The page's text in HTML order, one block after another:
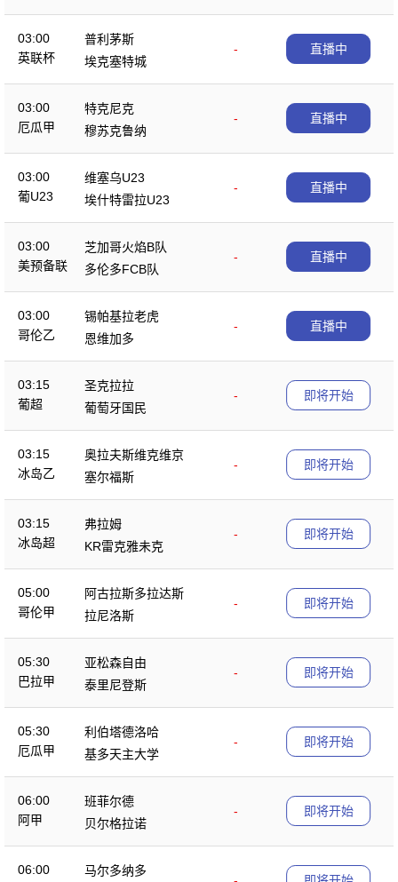
03:00
英联杯
普利茅斯
-
埃克塞特城
直播中
03:00
厄瓜甲
特克尼克
-
穆苏克鲁纳
直播中
03:00
葡U23
维塞乌U23
-
埃什特雷拉U23
直播中
03:00
美预备联
芝加哥火焰B队
-
多伦多FCB队
直播中
03:00
哥伦乙
锡帕基拉老虎
-
恩维加多
直播中
03:15
葡超
圣克拉拉
-
葡萄牙国民
即将开始
03:15
冰岛乙
奥拉夫斯维克维京
-
塞尔福斯
即将开始
03:15
冰岛超
弗拉姆
-
KR雷克雅未克
即将开始
05:00
哥伦甲
阿古拉斯多拉达斯
-
拉尼洛斯
即将开始
05:30
巴拉甲
亚松森自由
-
泰里尼登斯
即将开始
05:30
厄瓜甲
利伯塔德洛哈
-
基多天主大学
即将开始
06:00
阿甲
班菲尔德
-
贝尔格拉诺
即将开始
06:00
马尔多纳多